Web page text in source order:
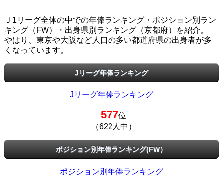
Ｊ1リーグ全体の中での年俸ランキング・ポジション別ラン
キング（FW）・出身県別ランキング（京都府）を紹介。
やはり、東京や大阪など人口の多い都道府県の出身者が多
くなっています。
Jリーグ年俸ランキング
Jリーグ年俸ランキング
577位
（622人中）
ポジション別年俸ランキング(FW）
ポジション別年俸ランキング